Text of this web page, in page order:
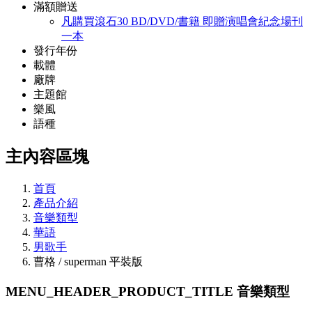
滿額贈送
凡購買滾石30 BD/DVD/書籍 即贈演唱會紀念場刊
一本
發行年份
載體
廠牌
主題館
樂風
語種
主內容區塊
首頁
產品介紹
音樂類型
華語
男歌手
曹格 / superman 平裝版
MENU_HEADER_PRODUCT_TITLE 音樂類型